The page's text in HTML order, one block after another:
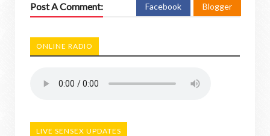
Post A Comment: Facebook Blogger
ONLINE RADIO
LIVE SENSEX UPDATES